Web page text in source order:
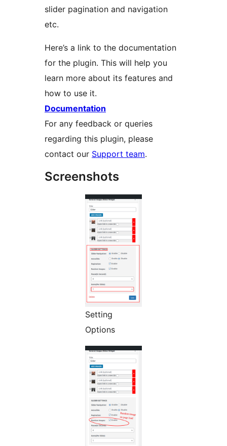
slider pagination and navigation
etc.
Here’s a link to the documentation
for the plugin. This will help you
learn more about its features and
how to use it.
Documentation
For any feedback or queries
regarding this plugin, please
contact our Support team.
Screenshots
Setting
Options